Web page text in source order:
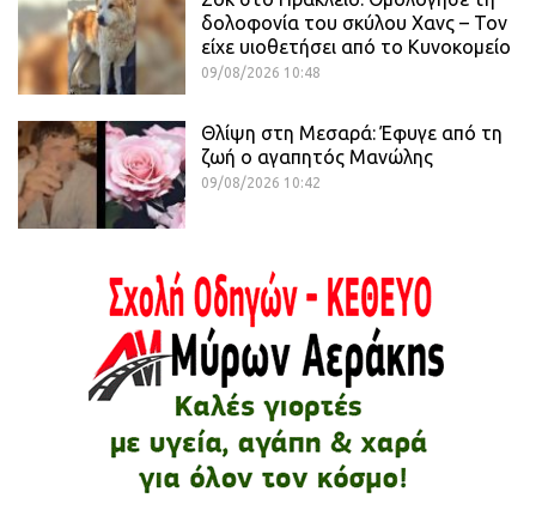
δολοφονία του σκύλου Χανς – Τον
είχε υιοθετήσει από το Κυνοκομείο
09/08/2026 10:48
Θλίψη στη Μεσαρά: Έφυγε από τη
ζωή ο αγαπητός Μανώλης
09/08/2026 10:42